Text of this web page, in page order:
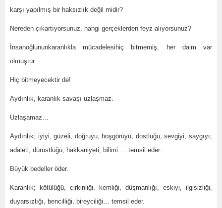
karşı yapılmış bir haksızlık değil midir?
Nereden çıkartıyorsunuz, hangi gerçeklerden feyz alıyorsunuz?
İnsanoğlununkaranlıkla mücadelesihiç bitmemiş, her daim var
olmuştur.
Hiç bitmeyecektir de!
Aydınlık, karanlık savaşı uzlaşmaz.
Uzlaşamaz…
Aydınlık; iyiyi, güzeli, doğruyu, hoşgörüyü, dostluğu, sevgiyi, saygıyı;
adaleti, dürüstlüğü, hakkaniyeti, bilimi…. temsil eder.
Büyük bedeller öder.
Karanlık; kötülüğü, çirkinliği, kemliği, düşmanlığı, eskiyi, ilgisizliği,
duyarsızlığı, bencilliği, bireyciliği… temsil eder.